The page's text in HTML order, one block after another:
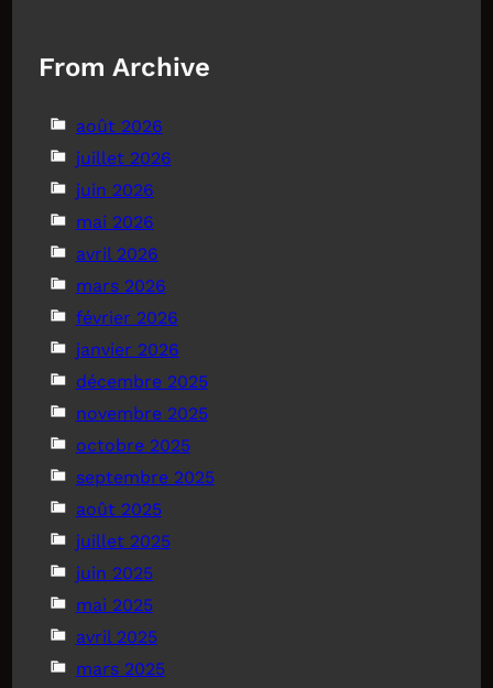
From Archive
août 2026
juillet 2026
juin 2026
mai 2026
avril 2026
mars 2026
février 2026
janvier 2026
décembre 2025
novembre 2025
octobre 2025
septembre 2025
août 2025
juillet 2025
juin 2025
mai 2025
avril 2025
mars 2025